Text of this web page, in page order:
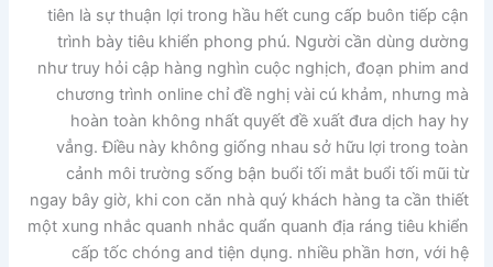
tiên là sự thuận lợi trong hầu hết cung cấp buôn tiếp cận
trình bày tiêu khiển phong phú. Người cần dùng dường
như truy hỏi cập hàng nghìn cuộc nghịch, đoạn phim and
chương trình online chỉ đề nghị vài cú khảm, nhưng mà
hoàn toàn không nhất quyết đề xuất đưa dịch hay hy
vẳng. Điều này không giống nhau sở hữu lợi trong toàn
cảnh môi trường sống bận buổi tối mắt buổi tối mũi từ
ngay bây giờ, khi con căn nhà quý khách hàng ta cần thiết
một xung nhắc quanh nhắc quẩn quanh địa ráng tiêu khiển
cấp tốc chóng and tiện dụng. nhiều phần hơn, với hệ